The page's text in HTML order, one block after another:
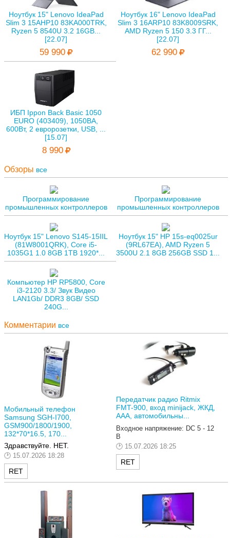
Ноутбук 15" Lenovo IdeaPad
Slim 3 15AHP10 83KA000TRK,
Ryzen 5 8540U 3.2 16GB...
[22.07]
59 990
Ноутбук 16" Lenovo IdeaPad
Slim 3 16ARP10 83K8009SRK,
AMD Ryzen 5 150 3.3 ГГ...
[22.07]
62 990
ИБП Ippon Back Basic 1050
EURO (403409), 1050ВА,
600Вт, 2 евророзетки, USB, ...
[15.07]
8 990
Обзоры все
Программирование
промышленных контроллеров
Программирование
промышленных контроллеров
Ноутбук 15" Lenovo S145-15IIL
(81W8001QRK), Core i5-
1035G1 1.0 8GB 1TB 1920*...
Ноутбук 15" HP 15s-eq0025ur
(9RL67EA), AMD Ryzen 5
3500U 2.1 8GB 256GB SSD 1...
Компьютер HP RP5800, Core
i3-2120 3.3/ Звук Видео
LAN1Gb/ DDR3 8GB/ SSD
240G...
Комментарии все
Мобильный телефон
Samsung SGH-I700,
GSM900/1800/1900,
132*70*16.5, 170...
Здравствуйте. НЕТ.
15.07.2026 18:28
RET
Передатчик радио Ritmix
FMT-900, вход minijack, ЖКД,
AAA, автомобильны...
Входное напряжение: DC 5 - 12
В
15.07.2026 18:25
RET